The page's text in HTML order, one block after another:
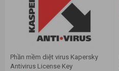
Phần mềm diệt virus Kapersky
Antivirus License Key